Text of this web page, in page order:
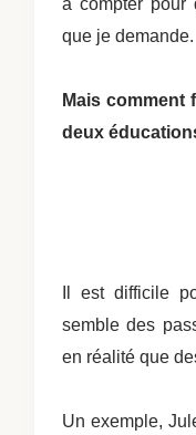
à compter pour
que je demande.
Mais comment
deux
Il est difficile
semble des
en réalité que
Un exemple,